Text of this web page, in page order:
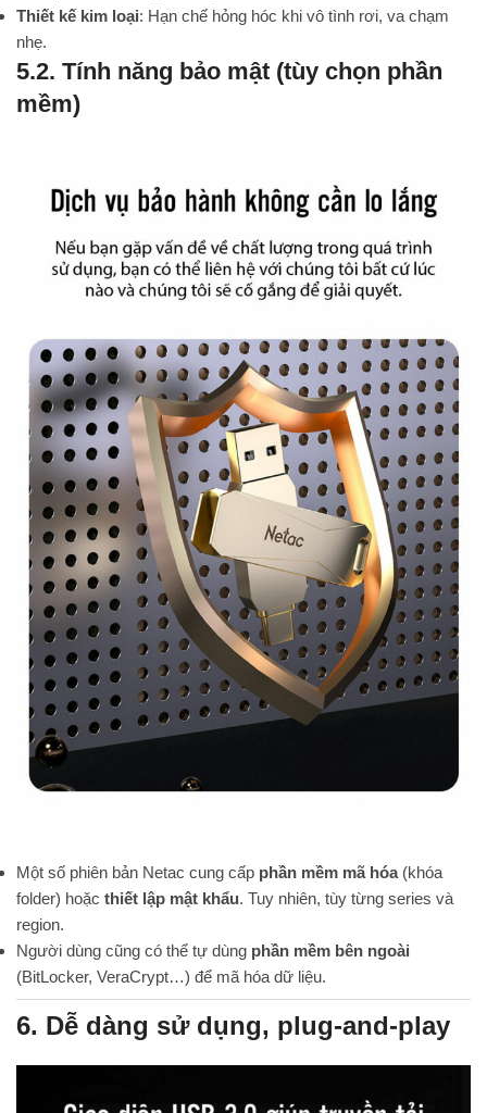
Thiết kế kim loại: Hạn chế hỏng hóc khi vô tình rơi, va chạm
nhẹ.
5.2. Tính năng bảo mật (tùy chọn phần
mềm)
Một số phiên bản Netac cung cấp phần mềm mã hóa(khóa
folder) hoặc thiết lập mật khẩu. Tuy nhiên, tùy từng series và
region.
Người dùng cũng có thể tự dùng phần mềm bên ngoài
(BitLocker, VeraCrypt…) để mã hóa dữ liệu.
6. Dễ dàng sử dụng, plug-and-play